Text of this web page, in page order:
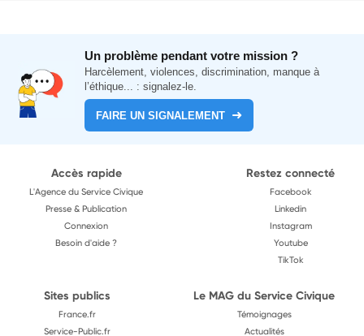
Un problème pendant votre mission ?
Harcèlement, violences, discrimination, manque à
l’éthique... : signalez-le.
FAIRE UN SIGNALEMENT
Accès rapide
L'Agence du Service Civique
Presse & Publication
Connexion
Besoin d'aide ?
Restez connecté
Facebook
Linkedin
Instagram
Youtube
TikTok
Sites publics
France.fr
Service-Public.fr
Le MAG du Service Civique
Témoignages
Actualités